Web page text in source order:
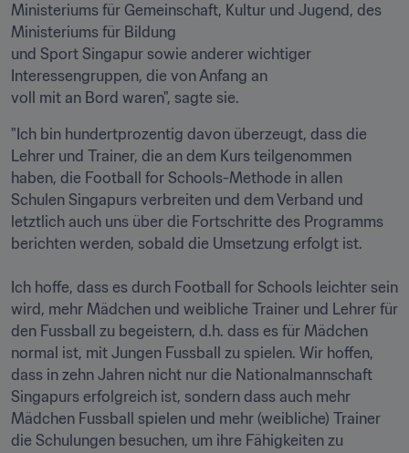
Ministeriums für Gemeinschaft, Kultur und Jugend, des
Ministeriums für Bildung
und Sport Singapur sowie anderer wichtiger
Interessengruppen, die von Anfang an
voll mit an Bord waren", sagte sie.
"Ich bin hundertprozentig davon überzeugt, dass die
Lehrer und Trainer, die an dem Kurs teilgenommen
haben, die Football for Schools-Methode in allen
Schulen Singapurs verbreiten und dem Verband und
letztlich auch uns über die Fortschritte des Programms
berichten werden, sobald die Umsetzung erfolgt ist.
Ich hoffe, dass es durch Football for Schools leichter sein
wird, mehr Mädchen und weibliche Trainer und Lehrer für
den Fussball zu begeistern, d.h. dass es für Mädchen
normal ist, mit Jungen Fussball zu spielen. Wir hoffen,
dass in zehn Jahren nicht nur die Nationalmannschaft
Singapurs erfolgreich ist, sondern dass auch mehr
Mädchen Fussball spielen und mehr (weibliche) Trainer
die Schulungen besuchen, um ihre Fähigkeiten zu